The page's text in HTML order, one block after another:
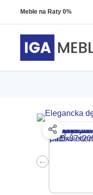
Meble na Raty 0%
←